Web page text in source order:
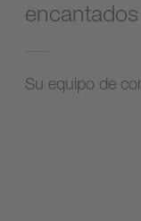
Su equipo de